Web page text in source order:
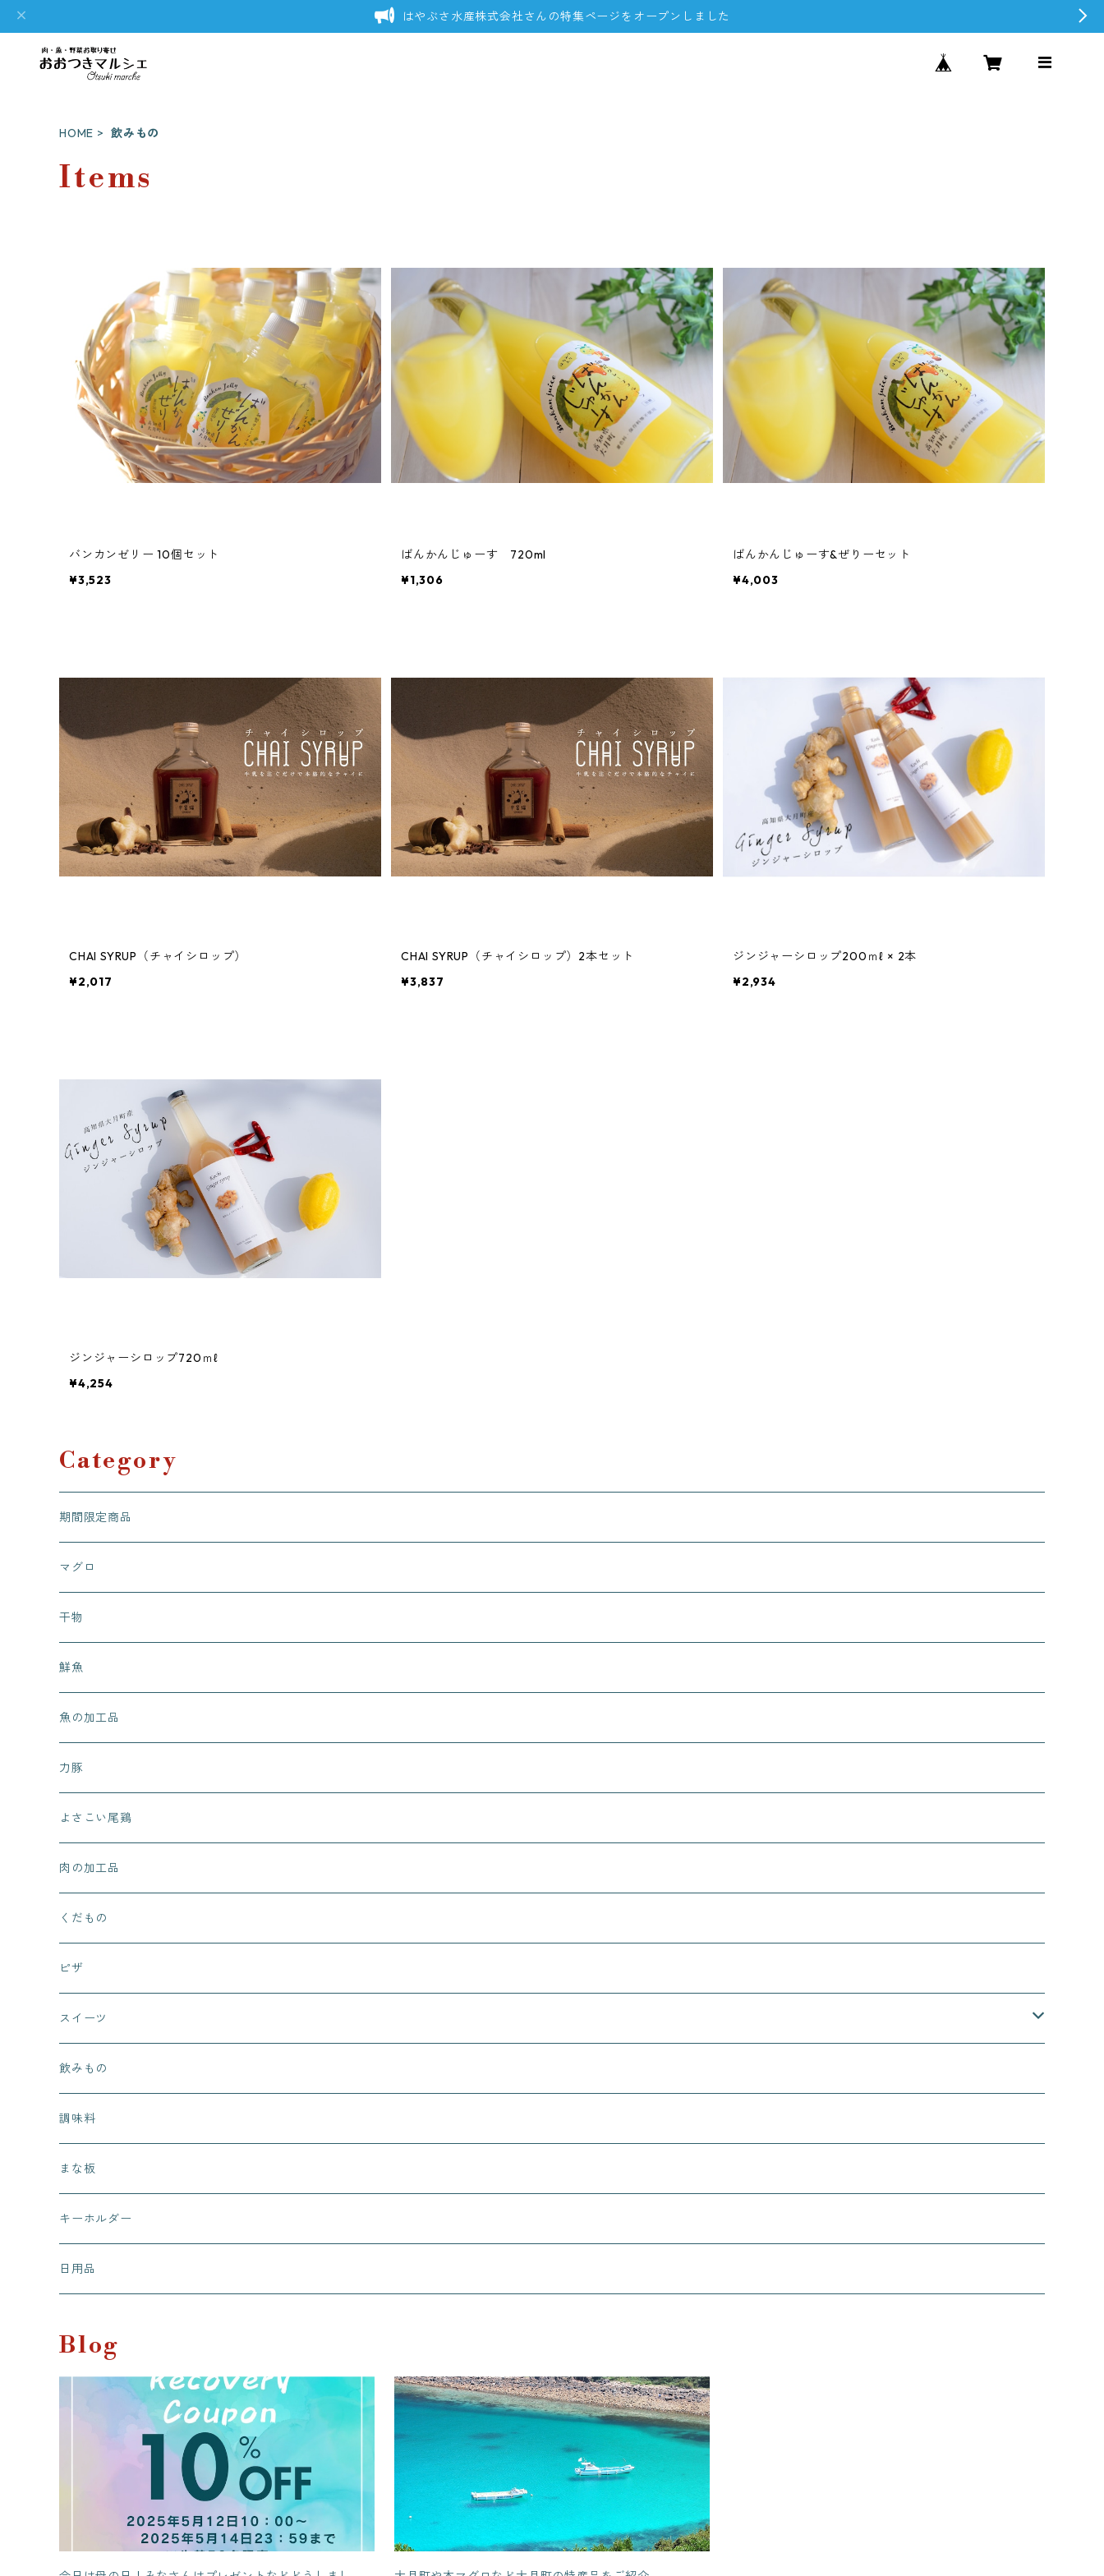
はやぶさ水産株式会社さんの特集ページをオープンしました
HOME 飲みもの
Items
バンカンゼリー 10個セット
¥3,523
ばんかんじゅーす 720ml
¥1,306
ばんかんじゅーす&ぜりーセット
¥4,003
CHAI SYRUP（チャイシロップ）
¥2,017
CHAI SYRUP（チャイシロップ）2本セット
¥3,837
ジンジャーシロップ200ｍℓ × 2本
¥2,934
ジンジャーシロップ720ｍℓ
¥4,254
Category
期間限定商品
マグロ
干物
鮮魚
魚の加工品
力豚
よさこい尾鶏
肉の加工品
くだもの
ピザ
スイーツ
まぁるいお月さん
ピノッキオデリ
桜カフェ
有田有為堂
飲みもの
調味料
まな板
キーホルダー
日用品
Blog